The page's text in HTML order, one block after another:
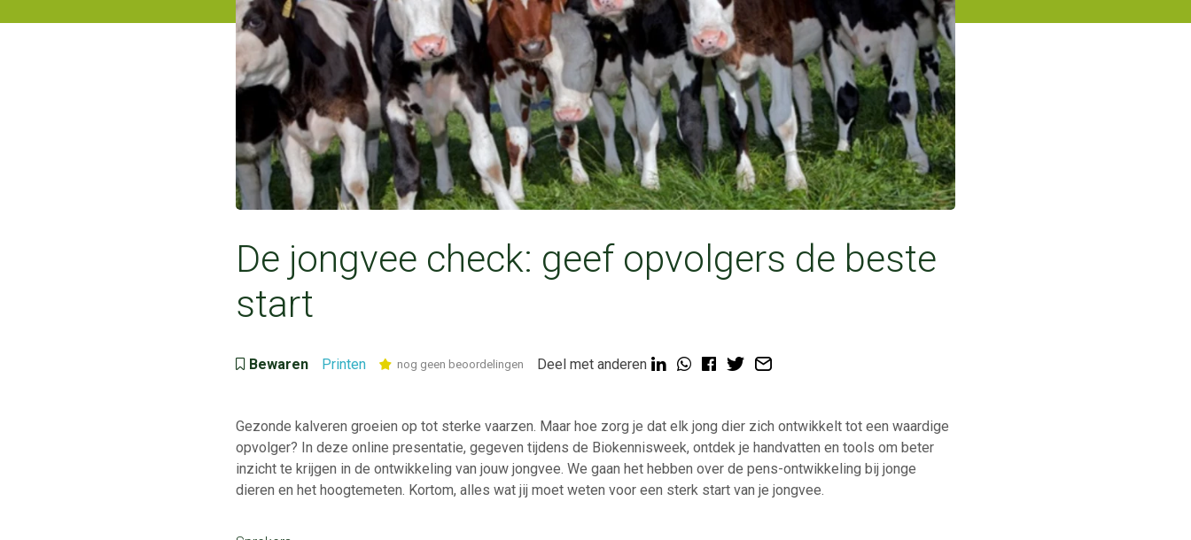
De jongvee check: geef opvolgers de beste
start
Bewaren Printen nog geen beoordelingen Deel met anderen
Gezonde kalveren groeien op tot sterke vaarzen. Maar hoe zorg je dat elk jong dier zich ontwikkelt tot een waardige
opvolger? In deze online presentatie, gegeven tijdens de Biokennisweek, ontdek je handvatten en tools om beter
inzicht te krijgen in de ontwikkeling van jouw jongvee. We gaan het hebben over de pens-ontwikkeling bij jonge
dieren en het hoogtemeten. Kortom, alles wat jij moet weten voor een sterk start van je jongvee.